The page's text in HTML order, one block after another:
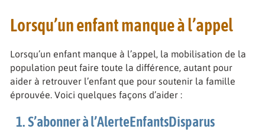
Lorsqu’un enfant manque à l’appel
Lorsqu’un enfant manque à l’appel, la mobilisation de la
population peut faire toute la différence, autant pour
aider à retrouver l’enfant que pour soutenir la famille
éprouvée. Voici quelques façons d’aider :
S’abonner à l’AlerteEnfantsDisparus